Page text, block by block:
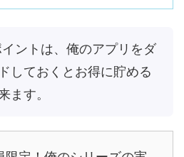
ントは、俺のアプリをダ
しておくとお得に貯める
ます。